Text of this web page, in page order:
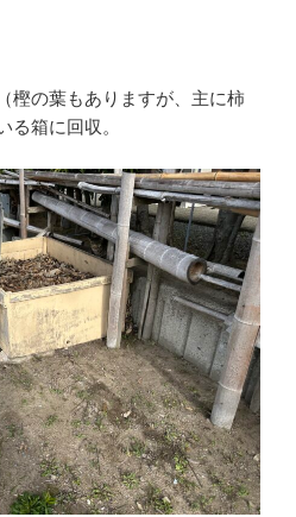
樫の葉もありますが、主に柿
る箱に回収。